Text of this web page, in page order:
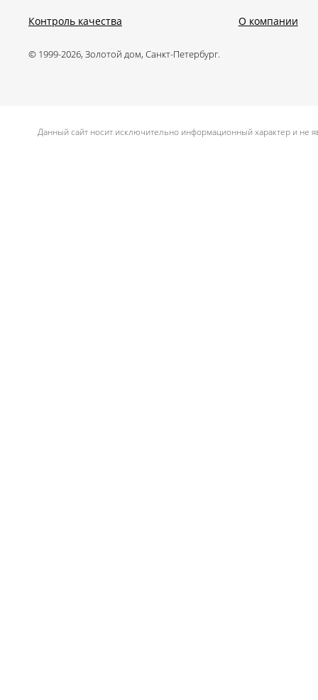
Контроль качества О компании
© 1999-2026, Золотой дом, Санкт-Петербург.
Данный сайт носит исключительно информационный характер и не